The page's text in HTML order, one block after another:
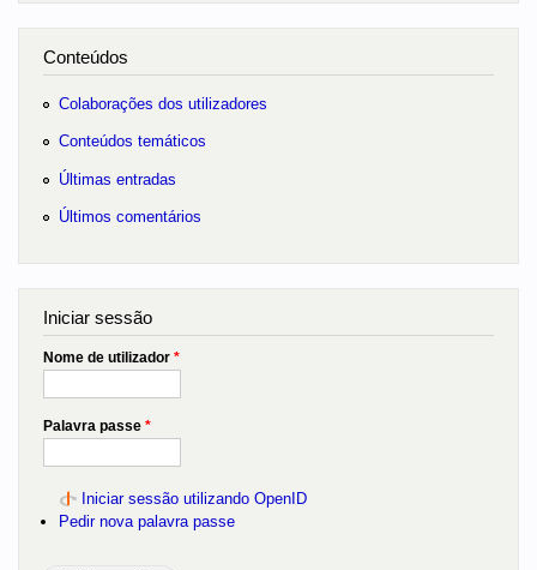
Conteúdos
Colaborações dos utilizadores
Conteúdos temáticos
Últimas entradas
Últimos comentários
Iniciar sessão
Nome de utilizador *
Palavra passe *
Iniciar sessão utilizando OpenID
Pedir nova palavra passe